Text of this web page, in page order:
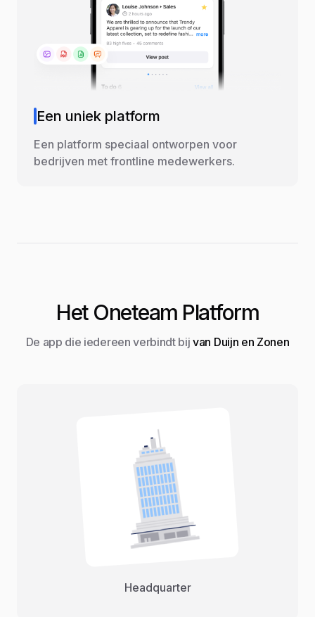
Een uniek platform
Een platform speciaal ontworpen voor
bedrijven met frontline medewerkers.
Het Oneteam Platform
De app die iedereen verbindt bij van Duijn en Zonen
Headquarter